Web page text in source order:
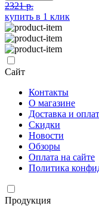
2321 р.
купить в 1 клик
Сайт
Контакты
О магазине
Доставка и
Скидки
Новости
Обзоры
Оплата на сайте
Политика
Продукция